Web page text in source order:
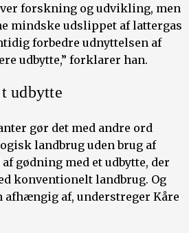
forskning og udvikling, men
mindske udslippet af lattergas
forbedre udnyttelsen af
udbytte,” forklarer han.
udbytte
gør det med andre ord
landbrug uden brug af
gødning med et udbytte, der
konventionelt landbrug. Og
afhængig af, understreger Kåre